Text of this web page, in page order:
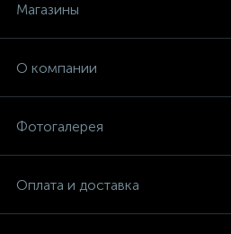
Магазины
О компании
Фотогалерея
Оплата и доставка